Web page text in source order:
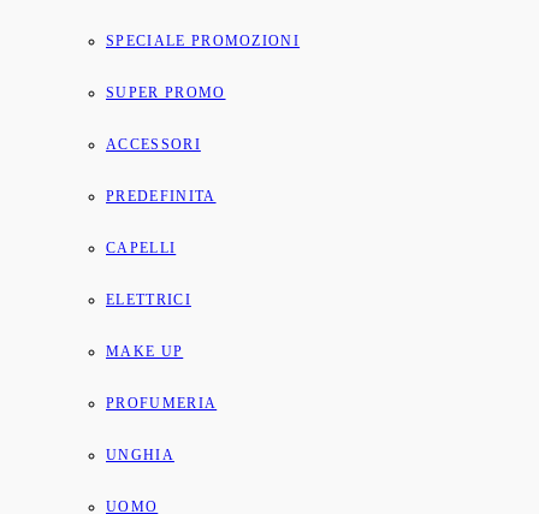
SPECIALE PROMOZIONI
SUPER PROMO
ACCESSORI
PREDEFINITA
CAPELLI
ELETTRICI
MAKE UP
PROFUMERIA
UNGHIA
UOMO